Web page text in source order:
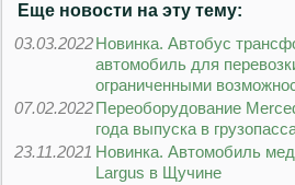
Еще новости на эту тему:
03.03.2022Новинка. Автобус
автомобиль для
ограниченными
07.02.2022Переоборудование
года выпуска в
23.11.2021 Новинка. Автомобиль
Largus в Щучине